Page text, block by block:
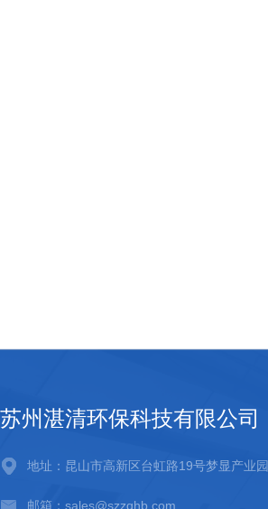
苏州湛清环保科技有限公司
地址：昆山市高新区台虹路19号梦显产业园
邮箱：sales@szzqhb.com